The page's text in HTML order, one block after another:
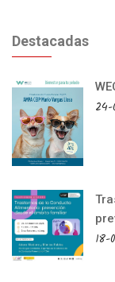
Destacadas
24-
18-